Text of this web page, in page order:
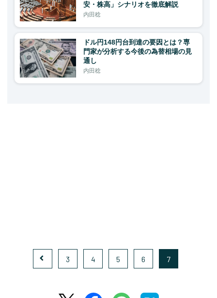
安・株高」シナリオを徹底解説
内田稔
ドル円148円台到達の要因とは？専
門家が分析する今後の為替相場の見
通し
内田稔
3 4 5 6 7